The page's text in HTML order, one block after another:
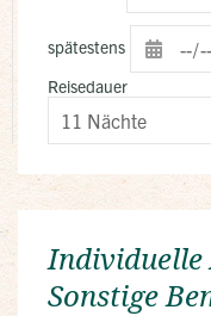
spätestens
Reisedauer
Individuelle
Sonstige